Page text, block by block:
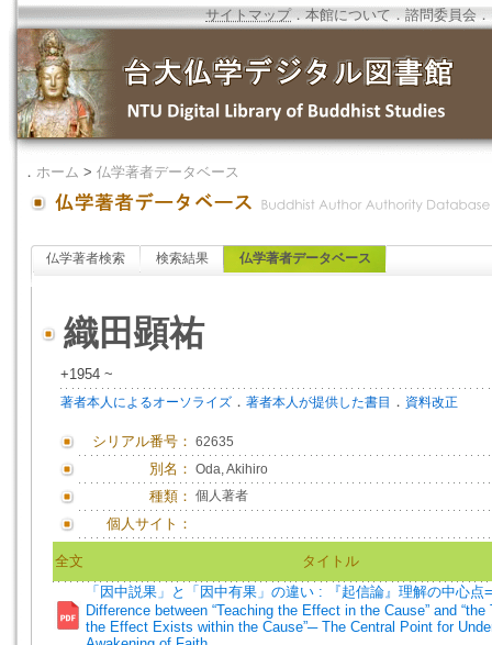
サイトマップ．本館について ．諮問委員会 ．
． ホーム > 仏学著者データベース
仏学著者検索 検索結果 仏学著者データベース
織田顕祐
+1954 ~
著者本人によるオーソライズ ． 著者本人が提供した書目 ． 資料改正
シリアル番号： 62635
別名： Oda, Akihiro
種類： 個人著者
個人サイト：
全文
タイトル
「因中説果」と「因中有果」の違い : 『起信論』理解の中心点
Difference between “Teaching the Effect in the Cause” and “the
the Effect Exists within the Cause”─ The Central Point for